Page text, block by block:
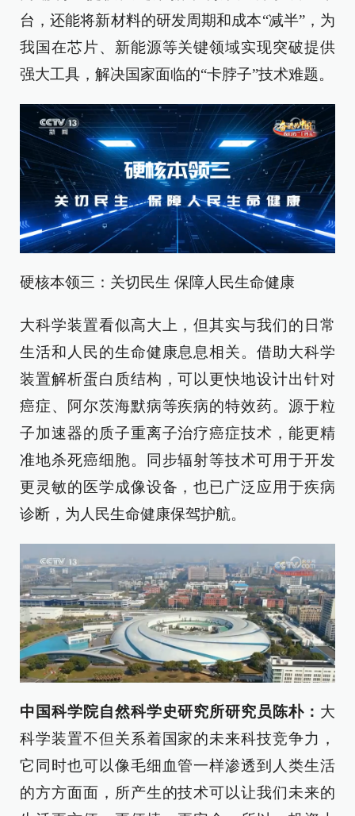
台，还能将新材料的研发周期和成本“减半”，为
我国在芯片、新能源等关键领域实现突破提供
强大工具，解决国家面临的“卡脖子”技术难题。
硬核本领三：关切民生 保障人民生命健康
大科学装置看似高大上，但其实与我们的日常
生活和人民的生命健康息息相关。借助大科学
装置解析蛋白质结构，可以更快地设计出针对
癌症、阿尔茨海默病等疾病的特效药。源于粒
子加速器的质子重离子治疗癌症技术，能更精
准地杀死癌细胞。同步辐射等技术可用于开发
更灵敏的医学成像设备，也已广泛应用于疾病
诊断，为人民生命健康保驾护航。
中国科学院自然科学史研究所研究员陈朴： 大
科学装置不但关系着国家的未来科技竞争力，
它同时也可以像毛细血管一样渗透到人类生活
的方方面面，所产生的技术可以让我们未来的